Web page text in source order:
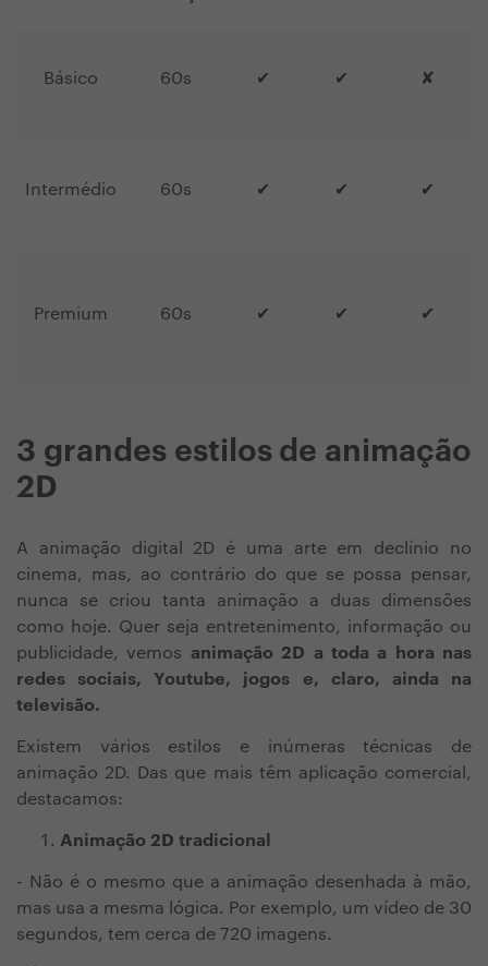
Básico 60s ✔ ✔ ✘
Intermédio 60s ✔ ✔ ✔
Premium 60s ✔ ✔ ✔
3 grandes estilos de animação
2D
A animação digital 2D é uma arte em declínio no
cinema, mas, ao contrário do que se possa pensar,
nunca se criou tanta animação a duas dimensões
como hoje. Quer seja entretenimento, informação ou
publicidade, vemos animação 2D a toda a hora nas
redes sociais, Youtube, jogos e, claro, ainda na
televisão.
Existem vários estilos e inúmeras técnicas de
animação 2D. Das que mais têm aplicação comercial,
destacamos:
Animação 2D tradicional
- Não é o mesmo que a animação desenhada à mão,
mas usa a mesma lógica. Por exemplo, um vídeo de 30
segundos, tem cerca de 720 imagens.